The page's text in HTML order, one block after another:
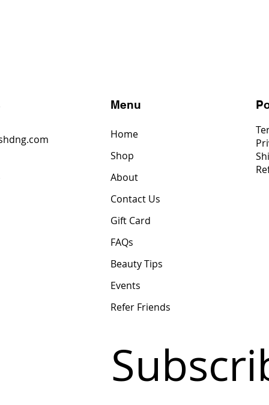
Menu
Home
Shop
About
Contact Us
Gift Card
FAQs
Beauty Tips
Events
Refer Friends